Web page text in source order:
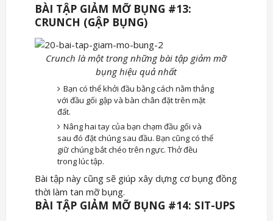
BÀI TẬP GIẢM MỠ BỤNG #13:
CRUNCH (GẬP BỤNG)
Crunch là một trong những bài tập giảm mỡ
bụng hiệu quả nhất
Bạn có thể khởi đầu bằng cách nằm thẳng
với đầu gối gập và bàn chân đặt trên mặt
đất.
Nâng hai tay của bạn chạm đầu gối và
sau đó đặt chúng sau đầu. Bạn cũng có thể
giữ chúng bắt chéo trên ngực. Thở đều
trong lúc tập.
Bài tập này cũng sẽ giúp xây dựng cơ bụng đồng
thời làm tan mỡ bụng.
BÀI TẬP GIẢM MỠ BỤNG #14: SIT-UPS